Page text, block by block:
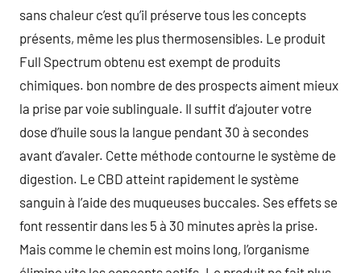
sans chaleur c’est qu’il préserve tous les concepts
présents, même les plus thermosensibles. Le produit
Full Spectrum obtenu est exempt de produits
chimiques. bon nombre de des prospects aiment mieux
la prise par voie sublinguale. Il suffit d’ajouter votre
dose d’huile sous la langue pendant 30 à secondes
avant d’avaler. Cette méthode contourne le système de
digestion. Le CBD atteint rapidement le système
sanguin à l’aide des muqueuses buccales. Ses effets se
font ressentir dans les 5 à 30 minutes après la prise.
Mais comme le chemin est moins long, l’organisme